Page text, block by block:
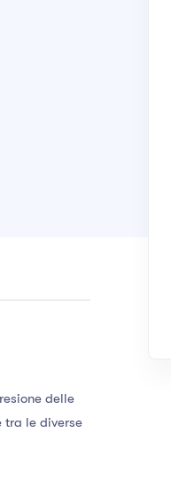
delle
tra le diverse